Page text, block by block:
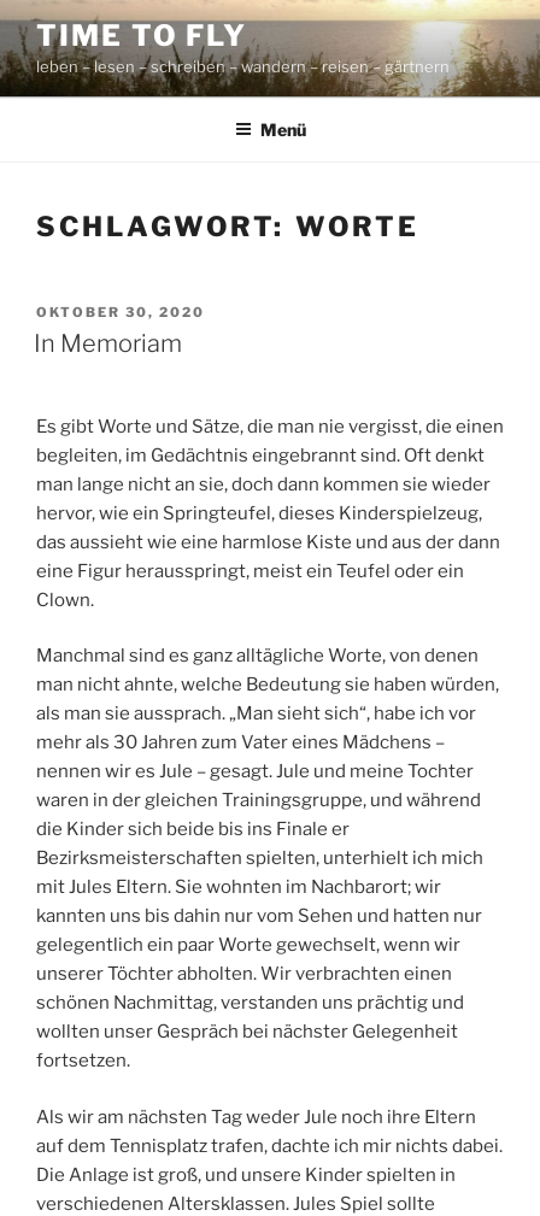
Zum
Inhalt
springen
TIME TO FLY
leben – lesen – schreiben – wandern – reisen – gärtnern
Menü
SCHLAGWORT: WORTE
VERÖFFENTLICHT
AM
OKTOBER 30, 2020
In Memoriam
Es gibt Worte und Sätze, die man nie vergisst, die einen
begleiten, im Gedächtnis eingebrannt sind. Oft denkt
man lange nicht an sie, doch dann kommen sie wieder
hervor, wie ein Springteufel, dieses Kinderspielzeug,
das aussieht wie eine harmlose Kiste und aus der dann
eine Figur herausspringt, meist ein Teufel oder ein
Clown.
Manchmal sind es ganz alltägliche Worte, von denen
man nicht ahnte, welche Bedeutung sie haben würden,
als man sie aussprach. „Man sieht sich“, habe ich vor
mehr als 30 Jahren zum Vater eines Mädchens –
nennen wir es Jule – gesagt. Jule und meine Tochter
waren in der gleichen Trainingsgruppe, und während
die Kinder sich beide bis ins Finale er
Bezirksmeisterschaften spielten, unterhielt ich mich
mit Jules Eltern. Sie wohnten im Nachbarort; wir
kannten uns bis dahin nur vom Sehen und hatten nur
gelegentlich ein paar Worte gewechselt, wenn wir
unserer Töchter abholten. Wir verbrachten einen
schönen Nachmittag, verstanden uns prächtig und
wollten unser Gespräch bei nächster Gelegenheit
fortsetzen.
Als wir am nächsten Tag weder Jule noch ihre Eltern
auf dem Tennisplatz trafen, dachte ich mir nichts dabei.
Die Anlage ist groß, und unsere Kinder spielten in
verschiedenen Altersklassen. Jules Spiel sollte